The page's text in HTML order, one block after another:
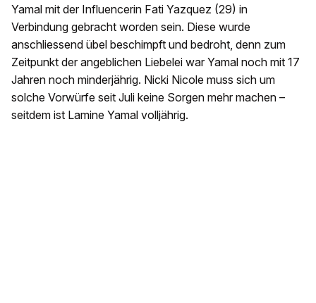
Yamal mit der Influencerin Fati Yazquez (29) in
Verbindung gebracht worden sein. Diese wurde
anschliessend übel beschimpft und bedroht, denn zum
Zeitpunkt der angeblichen Liebelei war Yamal noch mit 17
Jahren noch minderjährig. Nicki Nicole muss sich um
solche Vorwürfe seit Juli keine Sorgen mehr machen –
seitdem ist Lamine Yamal volljährig.